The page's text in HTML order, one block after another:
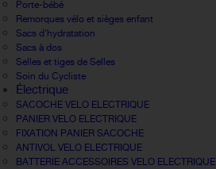
Porte-bébé
Remorques vélo et sièges enfant
Sacs d'hydratation
Sacs à dos
Selles et tiges de Selles
Soin du Cycliste
Électrique
SACOCHE VELO ELECTRIQUE
PANIER VELO ELECTRIQUE
FIXATION PANIER SACOCHE
ANTIVOL VELO ELECTRIQUE
BATTERIE ACCESSOIRES VELO ELECTRIQUE